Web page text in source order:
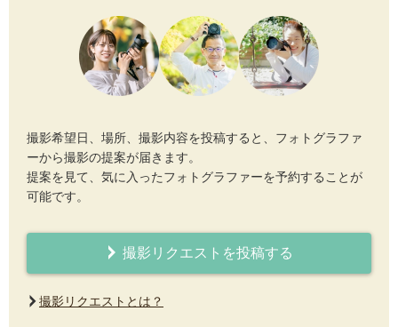
撮影希望日、場所、撮影内容を投稿すると、フォトグラファ
ーから撮影の提案が届きます。
提案を見て、気に入ったフォトグラファーを予約することが
可能です。
撮影リクエストを投稿する
撮影リクエストとは？